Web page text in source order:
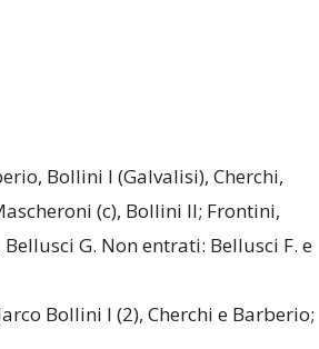
Bollini I (Galvalisi), Cherchi,
(c), Bollini II; Frontini,
G. Non entrati: Bellusci F. e
Bollini I (2), Cherchi e Barberio;